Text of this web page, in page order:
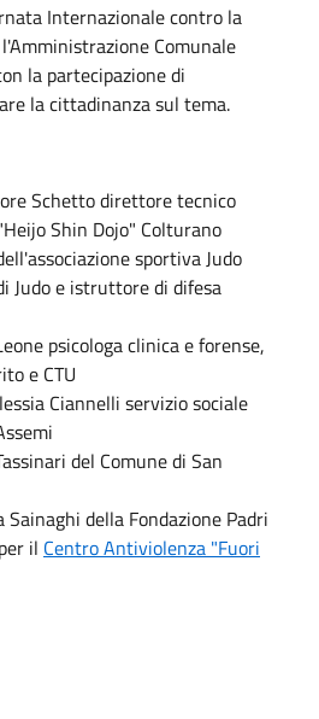
Internazionale contro la
Comunale
la partecipazione di
la cittadinanza sul tema.
Schetto direttore tecnico
Shin Dojo" Colturano
sportiva Judo
Judo e istruttore di difesa
psicologa clinica e forense,
e CTU
Ciannelli servizio sociale
del Comune di San
Sainaghi della Fondazione Padri
il Centro Antiviolenza "Fuori